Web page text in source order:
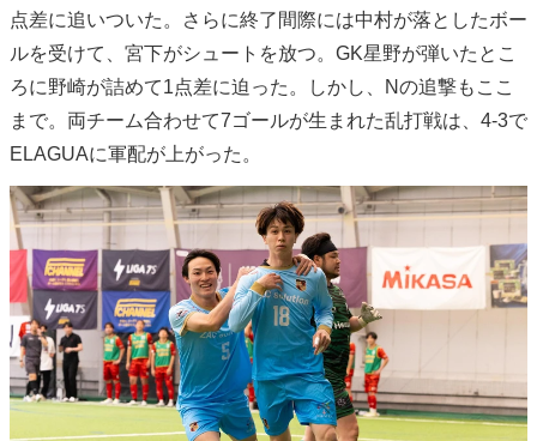
点差に追いついた。さらに終了間際には中村が落としたボー
ルを受けて、宮下がシュートを放つ。GK星野が弾いたとこ
ろに野崎が詰めて1点差に迫った。しかし、Nの追撃もここ
まで。両チーム合わせて7ゴールが生まれた乱打戦は、4-3で
ELAGUAに軍配が上がった。